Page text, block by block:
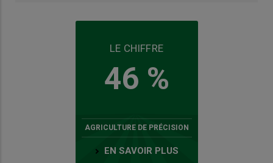
LE CHIFFRE
46 %
AGRICULTURE DE PRÉCISION
EN SAVOIR PLUS